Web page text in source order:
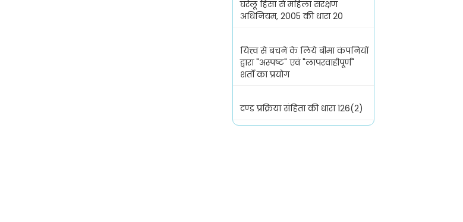
घरेलू हिंसा से महिला संरक्षण
अधिनियम, 2005 की धारा 20
यित्त्व से बचने के लिये बीमा कंपनियों
द्वारा "अस्पष्ट" एवं "लापरवाहीपूर्ण"
शर्तों का प्रयोग
दण्ड प्रक्रिया संहिता की धारा 126(2)